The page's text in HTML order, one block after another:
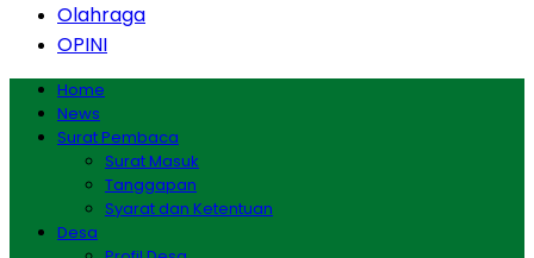
Olahraga
OPINI
Home
News
Surat Pembaca
Surat Masuk
Tanggapan
Syarat dan Ketentuan
Desa